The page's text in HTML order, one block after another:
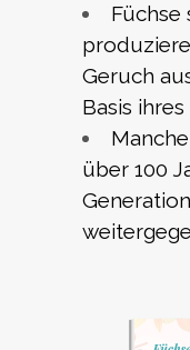
Füchse
Geruch
Basis
über 100